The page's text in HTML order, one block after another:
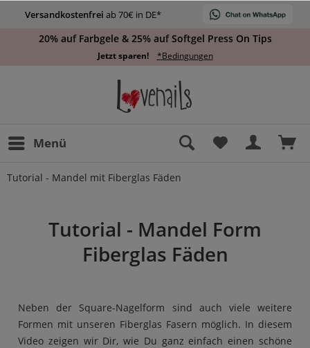
Versandkostenfrei ab 70€ in DE*
20% auf Farbgele & 25% auf Softgel Press On Tips
Jetzt sparen! *Bedingungen
Menü
Tutorial - Mandel mit Fiberglas Fäden
Tutorial - Mandel Form
Fiberglas Fäden
Neben der Square-Nagelform sind auch viele weitere
Formen mit unseren Fiberglas Fasern möglich. In diesem
Video zeigen wir Dir, wie Du ganz einfach einen schöne